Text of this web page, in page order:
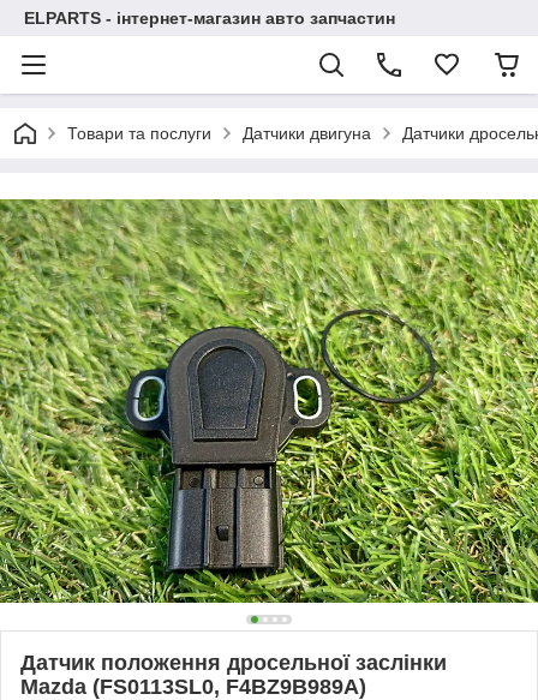
ELPARTS - інтернет-магазин авто запчастин
Товари та послуги Датчики двигуна Датчики
Датчик положення дросельної заслінки
Mazda (FS0113SL0, F4BZ9B989A)